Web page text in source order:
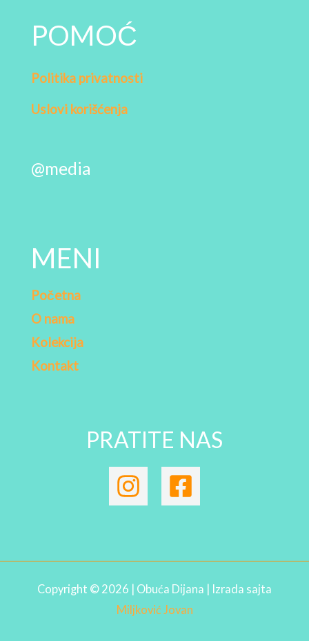
POMOĆ
Politika privatnosti
Uslovi korišćenja
@media
MENI
Početna
O nama
Kolekcija
Kontakt
PRATITE NAS
Copyright © 2026 | Obuća Dijana | Izrada sajta
Miljković Jovan